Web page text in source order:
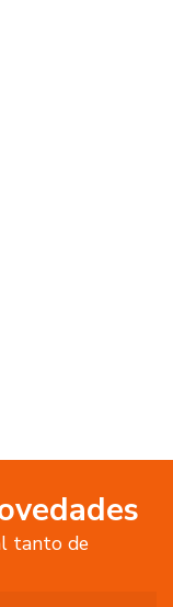
tanto de